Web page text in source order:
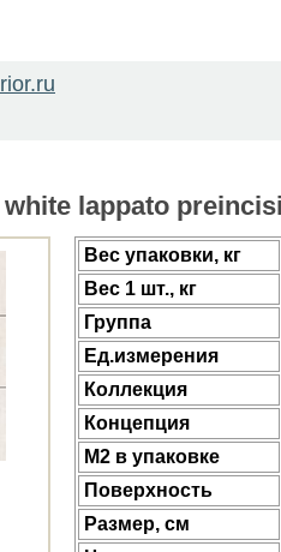
lappato
Веc упаковки, кг
Вес 1 шт., кг
Группа
Ед.измерения
Коллекция
Концепция
М2 в упаковке
Поверхность
Размер, см